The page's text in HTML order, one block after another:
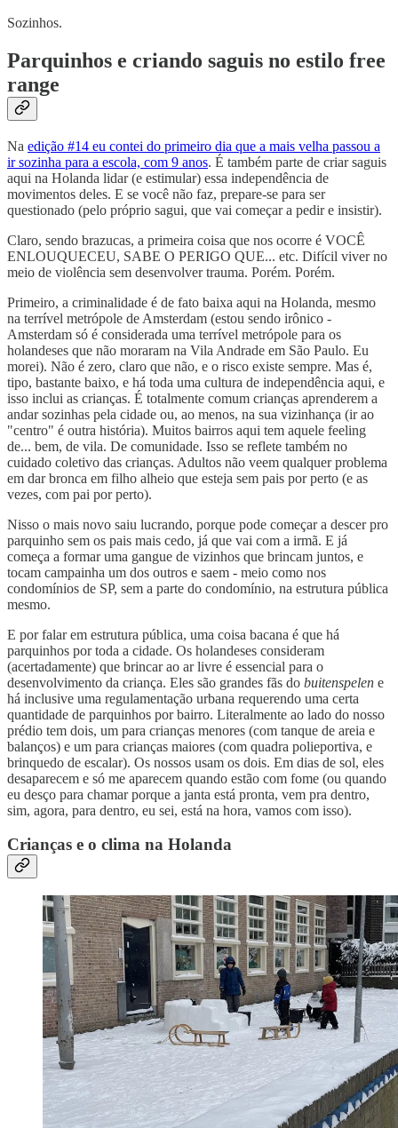
Sozinhos.
Parquinhos e criando saguis no estilo free
range
Na edição #14 eu contei do primeiro dia que a mais velha passou a
ir sozinha para a escola, com 9 anos. É também parte de criar saguis
aqui na Holanda lidar (e estimular) essa independência de
movimentos deles. E se você não faz, prepare-se para ser
questionado (pelo próprio sagui, que vai começar a pedir e insistir).
Claro, sendo brazucas, a primeira coisa que nos ocorre é VOCÊ
ENLOUQUECEU, SABE O PERIGO QUE... etc. Difícil viver no
meio de violência sem desenvolver trauma. Porém. Porém.
Primeiro, a criminalidade é de fato baixa aqui na Holanda, mesmo
na terrível metrópole de Amsterdam (estou sendo irônico -
Amsterdam só é considerada uma terrível metrópole para os
holandeses que não moraram na Vila Andrade em São Paulo. Eu
morei). Não é zero, claro que não, e o risco existe sempre. Mas é,
tipo, bastante baixo, e há toda uma cultura de independência aqui, e
isso inclui as crianças. É totalmente comum crianças aprenderem a
andar sozinhas pela cidade ou, ao menos, na sua vizinhança (ir ao
"centro" é outra história). Muitos bairros aqui tem aquele feeling
de... bem, de vila. De comunidade. Isso se reflete também no
cuidado coletivo das crianças. Adultos não veem qualquer problema
em dar bronca em filho alheio que esteja sem pais por perto (e as
vezes, com pai por perto).
Nisso o mais novo saiu lucrando, porque pode começar a descer pro
parquinho sem os pais mais cedo, já que vai com a irmã. E já
começa a formar uma gangue de vizinhos que brincam juntos, e
tocam campainha um dos outros e saem - meio como nos
condomínios de SP, sem a parte do condomínio, na estrutura pública
mesmo.
E por falar em estrutura pública, uma coisa bacana é que há
parquinhos por toda a cidade. Os holandeses consideram
(acertadamente) que brincar ao ar livre é essencial para o
desenvolvimento da criança. Eles são grandes fãs do buitenspelen e
há inclusive uma regulamentação urbana requerendo uma certa
quantidade de parquinhos por bairro. Literalmente ao lado do nosso
prédio tem dois, um para crianças menores (com tanque de areia e
balanços) e um para crianças maiores (com quadra polieportiva, e
brinquedo de escalar). Os nossos usam os dois. Em dias de sol, eles
desaparecem e só me aparecem quando estão com fome (ou quando
eu desço para chamar porque a janta está pronta, vem pra dentro,
sim, agora, para dentro, eu sei, está na hora, vamos com isso).
Crianças e o clima na Holanda